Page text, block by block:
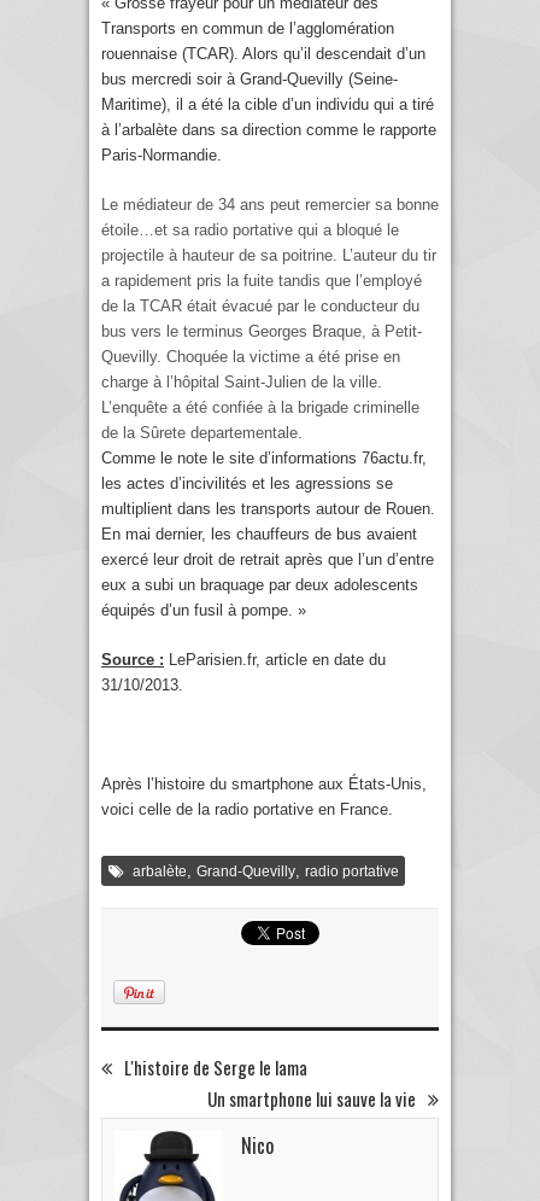
Transports en commun de l’agglomération
rouennaise (TCAR). Alors qu’il descendait d’un
bus mercredi soir à Grand-Quevilly (Seine-
Maritime), il a été la cible d’un individu qui a tiré
à l’arbalète dans sa direction comme le rapporte
Paris-Normandie.
Le médiateur de 34 ans peut remercier sa bonne
étoile…et sa radio portative qui a bloqué le
projectile à hauteur de sa poitrine. L’auteur du tir
a rapidement pris la fuite tandis que l’employé
de la TCAR était évacué par le conducteur du
bus vers le terminus Georges Braque, à Petit-
Quevilly. Choquée la victime a été prise en
charge à l’hôpital Saint-Julien de la ville.
L’enquête a été confiée à la brigade criminelle
de la Sûrete departementale.
Comme le note le site d’informations 76actu.fr,
les actes d’incivilités et les agressions se
multiplient dans les transports autour de Rouen.
En mai dernier, les chauffeurs de bus avaient
exercé leur droit de retrait après que l’un d’entre
eux a subi un braquage par deux adolescents
équipés d’un fusil à pompe. »
Source : LeParisien.fr, article en date du
31/10/2013.
Après l’histoire du smartphone aux États-Unis,
voici celle de la radio portative en France.
arbalète, Grand-Quevilly, radio portative
L'histoire de Serge le lama
Un smartphone lui sauve la vie
Nico